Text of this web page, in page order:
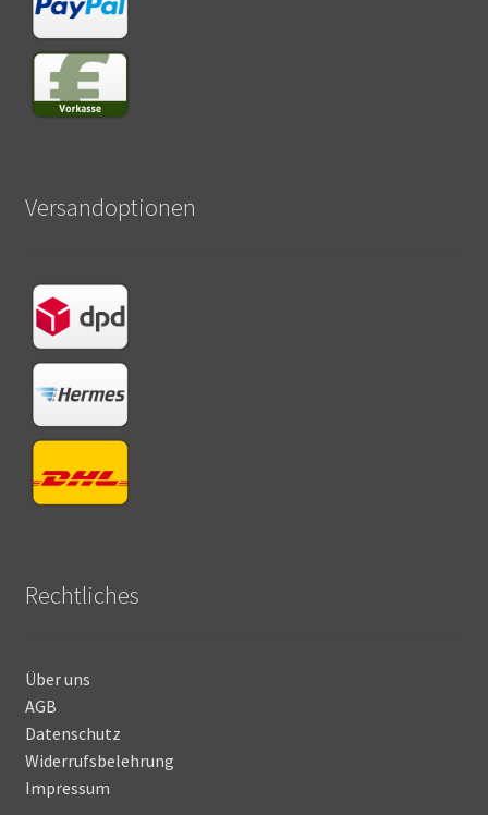
Versandoptionen
Rechtliches
Über uns
AGB
Datenschutz
Widerrufsbelehrung
Impressum